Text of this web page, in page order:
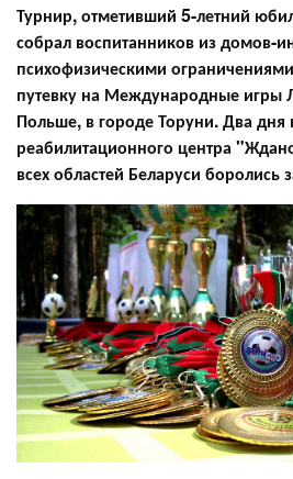
Турнир, отметивший 5-летний
собрал воспитанников из домов-
психофизическими
путевку на Международные игры
Польше, в городе Торуни. Два дня
реабилитационного центра
всех областей Беларуси боролись